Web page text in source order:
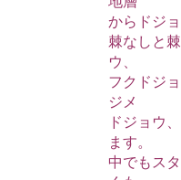
からドジ
棘なしと
ウ、
フクドジ
ジメ
ドジョウ
ます。
中でもス